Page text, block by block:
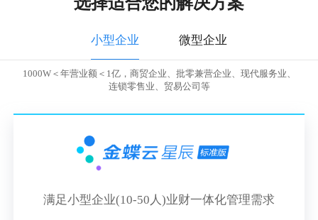
小型企业 微型企业
1000W＜年营业额＜1亿，商贸企业、批零兼营企业、现代服务业、
连锁零售业、贸易公司等
满足小型企业(10-50人)业财一体化管理需求